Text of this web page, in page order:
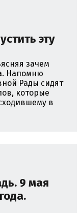
эту
зачем
Напомню
Рады сидят
которые
в
9 мая